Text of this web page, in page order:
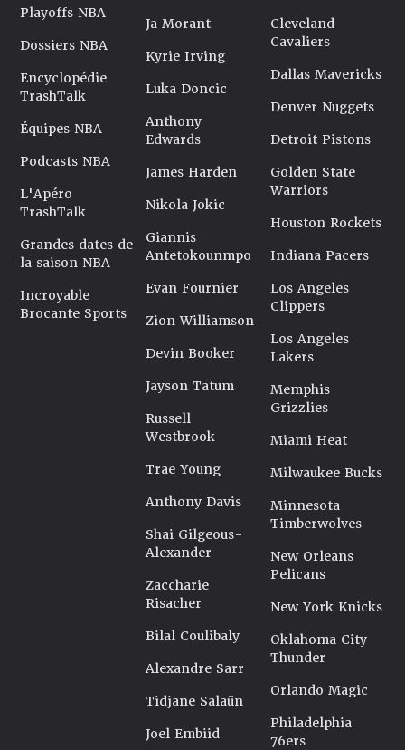
Playoffs NBA
Dossiers NBA
Encyclopédie
TrashTalk
Équipes NBA
Podcasts NBA
L'Apéro
TrashTalk
Grandes dates de
la saison NBA
Incroyable
Brocante Sports
Ja Morant
Kyrie Irving
Luka Doncic
Anthony
Edwards
James Harden
Nikola Jokic
Giannis
Antetokounmpo
Evan Fournier
Zion Williamson
Devin Booker
Jayson Tatum
Russell
Westbrook
Trae Young
Anthony Davis
Shai Gilgeous-
Alexander
Zaccharie
Risacher
Bilal Coulibaly
Alexandre Sarr
Tidjane Salaün
Joel Embiid
Cleveland
Cavaliers
Dallas Mavericks
Denver Nuggets
Detroit Pistons
Golden State
Warriors
Houston Rockets
Indiana Pacers
Los Angeles
Clippers
Los Angeles
Lakers
Memphis
Grizzlies
Miami Heat
Milwaukee Bucks
Minnesota
Timberwolves
New Orleans
Pelicans
New York Knicks
Oklahoma City
Thunder
Orlando Magic
Philadelphia
76ers